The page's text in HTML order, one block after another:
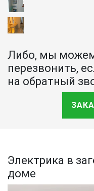
Либо, мы
перезвонить,
на обратный
Электрика в
доме